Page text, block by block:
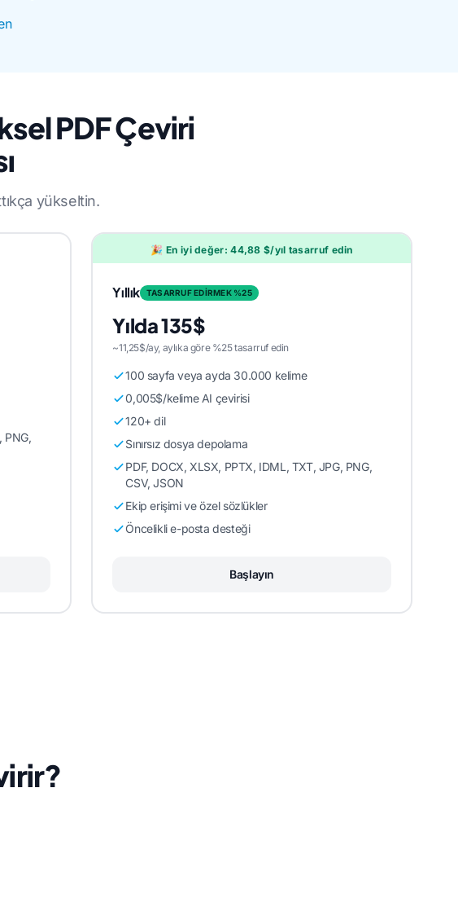
PDF Çeviri
yükseltin.
PNG,
🎉 En iyi değer: 44,88 $/yıl tasarruf edin
Yıllık TASARRUF EDİRMEK %25
Yılda 135$
~11,25$/ay, aylıka göre %25 tasarruf edin
100 sayfa veya ayda 30.000 kelime
0,005$/kelime AI çevirisi
120+ dil
Sınırsız dosya depolama
PDF, DOCX, XLSX, PPTX, IDML, TXT, JPG, PNG,
CSV, JSON
Ekip erişimi ve özel sözlükler
Öncelikli e-posta desteği
Başlayın